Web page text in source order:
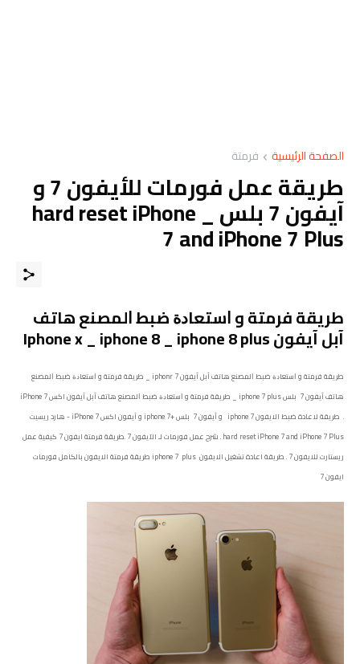
الصفحة الرئيسية فرمتة
طريقة عمل فورمات للأيفون 7 و
آيفون 7 بلس _ hard reset iPhone
7 and iPhone 7 Plus
ﻃﺮﻳﻘﺔ فرمتة و ﺍﺳﺘﻌﺎﺩﺓ ﺿﺒﻂ ﺍﻟﻤﺼﻨﻊ هاتف
آبل آيفون Iphone x _ iphone 8 _ iphone 8 plus
ﻃﺮﻳﻘﺔ فرمتة و ﺍﺳﺘﻌﺎﺩﺓ ﺿﺒﻂ ﺍﻟﻤﺼﻨﻊ هاتف آبل آيفون iphonr 7 _ ﻃﺮﻳﻘﺔ فرمتة و ﺍﺳﺘﻌﺎﺩﺓ ﺿﺒﻂ ﺍﻟﻤﺼﻨﻊ
هاتف آيفون 7 بلس iphone 7 plus _ ﻃﺮﻳﻘﺔ فرمتة و ﺍﺳﺘﻌﺎﺩﺓ ﺿﺒﻂ ﺍﻟﻤﺼﻨﻊ هاتف آبل آيفون اكس iPhone 7
. طريقة لاعادة ضبط الايفون iphone 7 و آيفون 7 بلس +iphone 7 و آيفون اكس iPhone 7 - هارد ريسيت
hard reset iPhone 7 and iPhone 7 Plus . شرح عمل فورمات لـ الآيفون 7 .طريقة فرمتة ايفون 7 كيفية عمل
ريستارت للايفون 7 . طريقة اعادة تشغيل الايفون iphone 7 plus طريقة فرمتة الايفون بالكامل فورمات
ايفون 7